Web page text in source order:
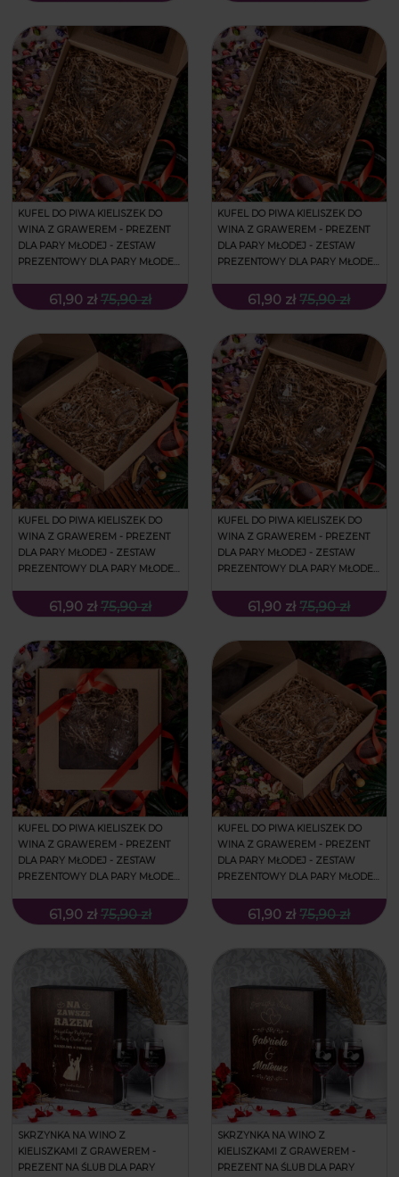
KUFEL DO PIWA KIELISZEK DO
WINA Z GRAWEREM - PREZENT
DLA PARY MŁODEJ - ZESTAW
PREZENTOWY DLA PARY MŁODEJ
I IMIONA61,90 zł 75,90 zł
KUFEL DO PIWA KIELISZEK DO
WINA Z GRAWEREM - PREZENT
DLA PARY MŁODEJ - ZESTAW
PREZENTOWY DLA PARY MŁODEJ
IMIONA61,90 zł 75,90 zł
KUFEL DO PIWA KIELISZEK DO
WINA Z GRAWEREM - PREZENT
DLA PARY MŁODEJ - ZESTAW
PREZENTOWY DLA PARY MŁODEJ
MŁODA61,90 zł 75,90 zł
KUFEL DO PIWA KIELISZEK DO
WINA Z GRAWEREM - PREZENT
DLA PARY MŁODEJ - ZESTAW
PREZENTOWY DLA PARY MŁODEJ
MŁODA I IMIONA
61,90 zł 75,90 zł
KUFEL DO PIWA KIELISZEK DO
WINA Z GRAWEREM - PREZENT
DLA PARY MŁODEJ - ZESTAW
PREZENTOWY DLA PARY MŁODEJ
IMIONA61,90 zł 75,90 zł
KUFEL DO PIWA KIELISZEK DO
WINA Z GRAWEREM - PREZENT
DLA PARY MŁODEJ - ZESTAW
PREZENTOWY DLA PARY MŁODEJ
I IMIONA61,90 zł 75,90 zł
SKRZYNKA NA WINO Z
KIELISZKAMI Z GRAWEREM -
PREZENT NA ŚLUB DLA PARY
SKRZYNKA NA WINO Z
KIELISZKAMI Z GRAWEREM -
PREZENT NA ŚLUB DLA PARY